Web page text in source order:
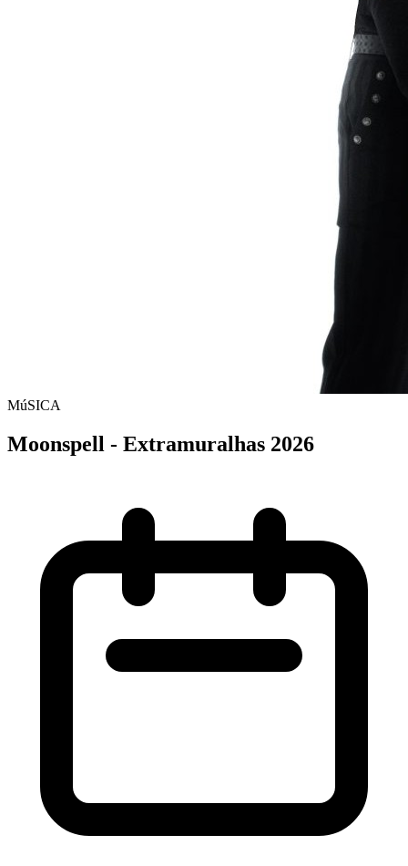
MúSICA
Moonspell - Extramuralhas 2026